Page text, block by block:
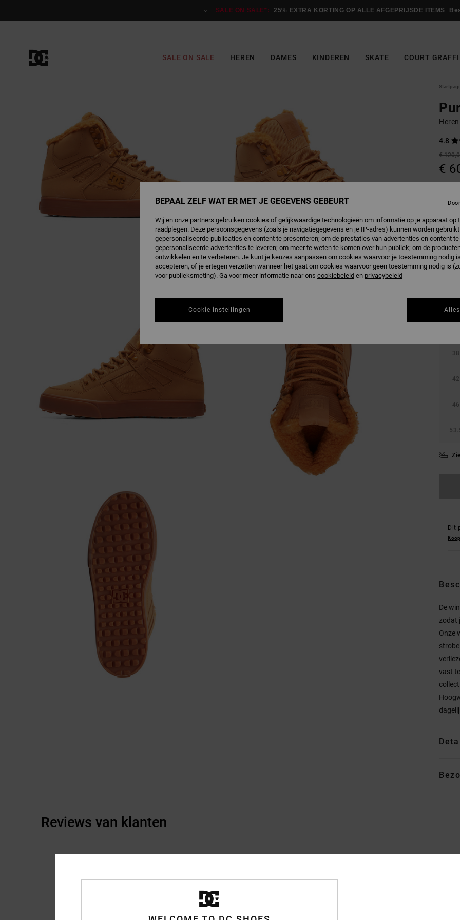
SALE ON SALE*: 25% EXTRA KORTING OP ALLE AFGEPRIJSDE ITEMS
SALE ON SALE HEREN DAMES KINDEREN SKATE COURT
4.8
€
€
Kleur
38
42
46
Dit
De
zodat
Onze
vast
Reviews van klanten
4.8
BEPAAL ZELF WAT ER MET JE GEGEVENS GEBEURT
Wij en onze partners gebruiken cookies of gelijkwaardige technologieën om informatie op je apparaat op
raadplegen. Deze persoonsgegevens (zoals je navigatiegegevens en je IP-adres) kunnen worden
gepersonaliseerde publicaties en content te presenteren; om de prestaties van advertenties en content
gepersonaliseerde advertenties te leveren; om meer te weten te komen over hun publiek; om de
ontwikkelen en te verbeteren. Je kunt je keuzes aanpassen om cookies waarvoor je toestemming nodig
accepteren, of je ertegen verzetten wanneer het gaat om cookies waarvoor geen toestemming nodig is
voor publieksmeting). Ga voor meer informatie naar ons cookiebeleid en privacybeleid
Cookie-instellingen